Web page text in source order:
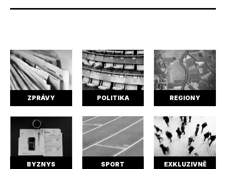
ZPRÁVY POLITIKA REGIONY
BYZNYS SPORT EXKLUZIVNĚ